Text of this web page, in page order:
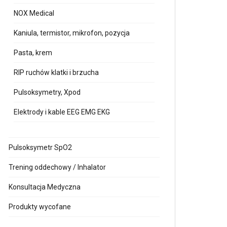
NOX Medical
Kaniula, termistor, mikrofon, pozycja
Pasta, krem
RIP ruchów klatki i brzucha
Pulsoksymetry, Xpod
Elektrody i kable EEG EMG EKG
Pulsoksymetr SpO2
Trening oddechowy / Inhalator
Konsultacja Medyczna
Produkty wycofane